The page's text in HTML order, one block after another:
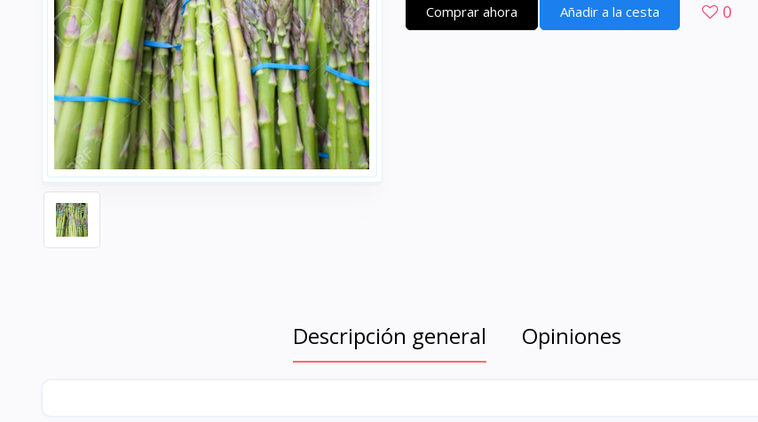
Comprar ahora Añadir a la cesta 0
Descripción general Opiniones